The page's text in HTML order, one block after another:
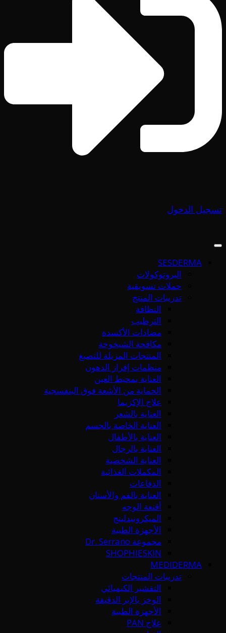
تسجيل الدخول
SESDERMA
البروتوكولات
حملات تسويقية
تدريبات المنتج
النظافة
الترطيب
مضادات الأكسدة
مكافحة الشيخوخة
المنتجات المزيلة للتصبغ
منظمات إفراز الدهون
العناية بمحيط العين
الحماية من الأشعة فوق البنفسجية
علاج الإكزيما
العناية بالشعر
العناية الخاصة بالجسم
العناية بالأطفال
العناية بالرجال
العناية الشخصية
المكملات الغذائية
الدفاعات
العناية بالفم والأسنان
أقنعة الوجه
الميكرونيدلينج
الأجهزة الطبية
مجموعة Dr. Serrano
SHOPHIESKIN
MEDIDERMA
تدريبات المنتجات
التقشير الكيميائي
الوخز بالإبر الدقيقة
الأجهزة الطبية
علاج PAN